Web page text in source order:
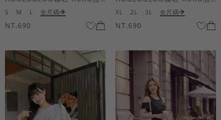
S M L 全尺碼
NT.690
XL 2L 3L 全尺碼
NT.690